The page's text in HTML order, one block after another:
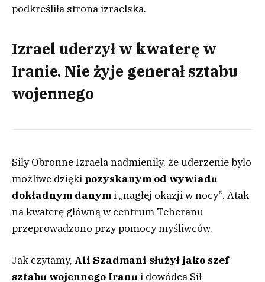
podkreśliła strona izraelska.
Izrael uderzył w kwaterę w
Iranie. Nie żyje generał sztabu
wojennego
Siły Obronne Izraela nadmieniły, że uderzenie było
możliwe dzięki pozyskanym od wywiadu
dokładnym danym i „nagłej okazji w nocy”. Atak
na kwaterę główną w centrum Teheranu
przeprowadzono przy pomocy myśliwców.
Jak czytamy, Ali Szadmani służył jako szef
sztabu wojennego Iranu i dowódca Sił